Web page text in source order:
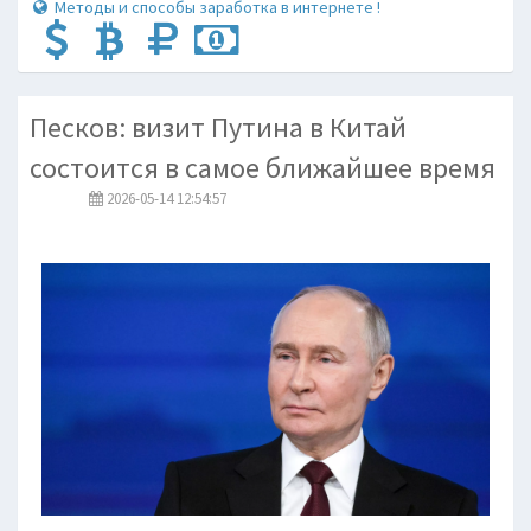
Методы и способы заработка в интернете !
Песков: визит Путина в Китай
состоится в самое ближайшее время
2026-05-14 12:54:57